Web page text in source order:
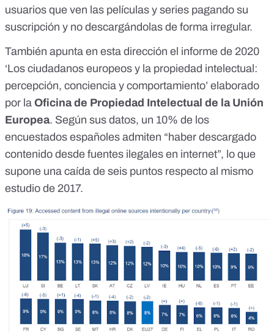
usuarios que ven las películas y series pagando su
suscripción y no descargándolas de forma irregular.
También apunta en esta dirección el informe de 2020
‘Los ciudadanos europeos y la propiedad intelectual:
percepción, conciencia y comportamiento’ elaborado
por la Oficina de Propiedad Intelectual de la Unión
Europea. Según sus datos, un 10% de los
encuestados españoles admiten “haber descargado
contenido desde fuentes ilegales en internet”, lo que
supone una caída de seis puntos respecto al mismo
estudio de 2017.